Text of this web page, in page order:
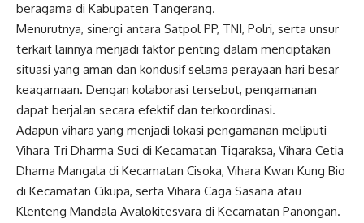
beragama di Kabupaten Tangerang.
Menurutnya, sinergi antara Satpol PP, TNI, Polri, serta unsur
terkait lainnya menjadi faktor penting dalam menciptakan
situasi yang aman dan kondusif selama perayaan hari besar
keagamaan. Dengan kolaborasi tersebut, pengamanan
dapat berjalan secara efektif dan terkoordinasi.
Adapun vihara yang menjadi lokasi pengamanan meliputi
Vihara Tri Dharma Suci di Kecamatan Tigaraksa, Vihara Cetia
Dhama Mangala di Kecamatan Cisoka, Vihara Kwan Kung Bio
di Kecamatan Cikupa, serta Vihara Caga Sasana atau
Klenteng Mandala Avalokitesvara di Kecamatan Panongan.